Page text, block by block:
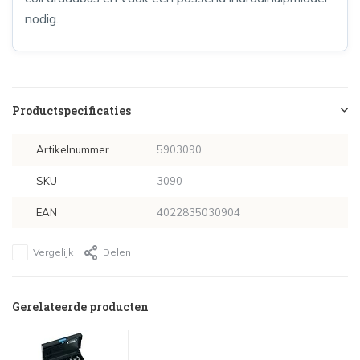
nodig.
Productspecificaties
Artikelnummer 5903090
SKU 3090
EAN 4022835030904
Vergelijk Delen
Gerelateerde producten